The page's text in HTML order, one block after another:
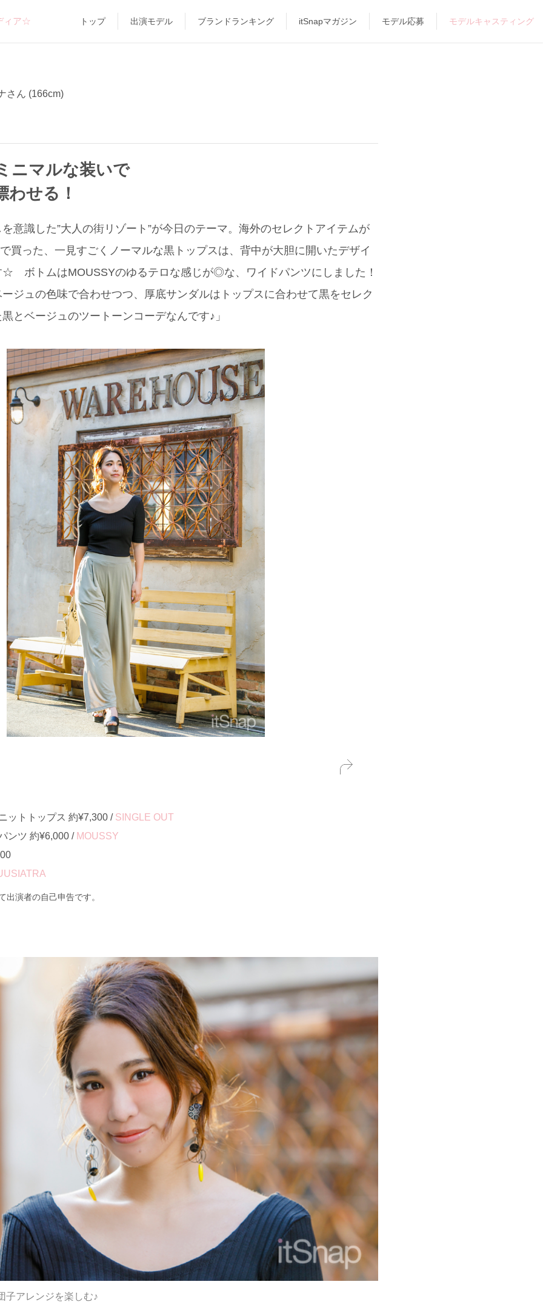
ィア☆ トップ 出演モデル ブランドランキング itSnapマガジン モデル応募 モデルキャスティング
さん (166cm)
ニマルな装いで
わせる！
意識した”大人の街リゾート”が今日のテーマ。海外のセレクトアイテムが
買った、一見すごくノーマルな黒トップスは、背中が大胆に開いたデザイ
☆ ボトムはMOUSSYのゆるテロな感じが◎な、ワイドパンツにしました！
ュの色味で合わせつつ、厚底サンダルはトップスに合わせて黒をセレク
とベージュのツートーンコーデなんです♪」
ットトップス 約¥7,300 / SINGLE OUT
ンツ 約¥6,000 / MOUSSY
演者の自己申告です。
子アレンジを楽しむ♪